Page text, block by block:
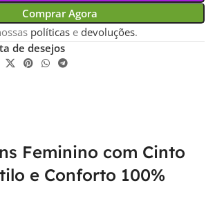
Comprar Agora
políticas e devoluções.
de desejos
Feminino com Cinto
e Conforto 100%